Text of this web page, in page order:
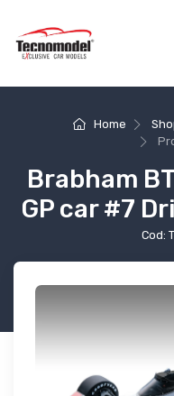
Home
Brabham
GP car #7
Cod: